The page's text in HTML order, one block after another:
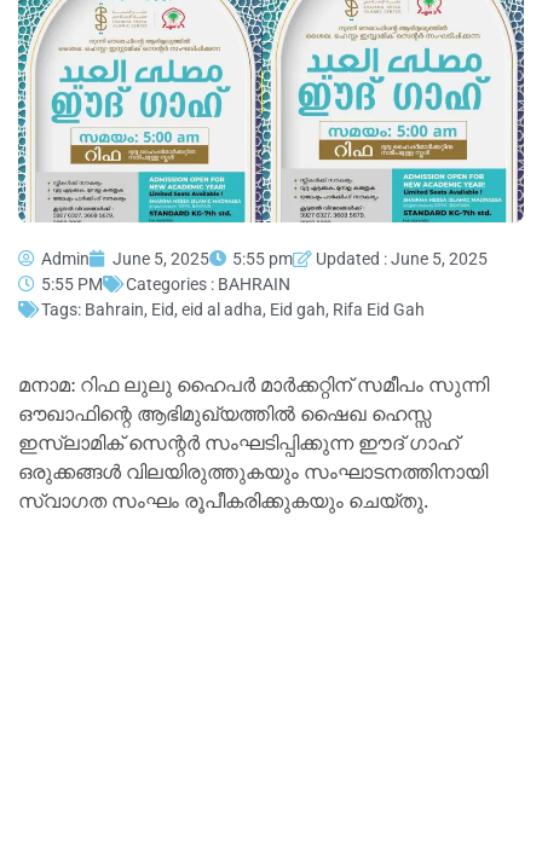
Admin June 5, 2025 5:55 pm
Updated : June 5, 2025
5:55 PM
Categories : BAHRAIN
Tags: Bahrain, Eid, eid al adha, Eid gah, Rifa Eid Gah
മനാമ: റിഫ ലുലു ഹൈപര്‍ മാര്‍ക്കറ്റിന് സമീപം സുന്നി
ഔഖാഫിന്റെ ആഭിമുഖ്യത്തില്‍ ഷൈഖ ഹെസ്സ
ഇസ്ലാമിക് സെന്റര്‍ സംഘടിപ്പിക്കുന്ന ഈദ് ഗാഹ്
ഒരുക്കങ്ങള്‍ വിലയിരുത്തുകയും സംഘാടനത്തിനായി
സ്വാഗത സംഘം രൂപീകരിക്കുകയും ചെയ്തു.